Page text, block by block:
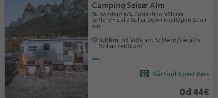
Camping Seiser Alm
St. Konstantin/S. Costantino, Völs am
Schlern/Fiè allo Sciliar, Dolomites Region Seiser
Alm
3.0 km od Völs am Schlern/Fiè allo
Sciliar centrum
Südtirol Guest Pass
Od 44€